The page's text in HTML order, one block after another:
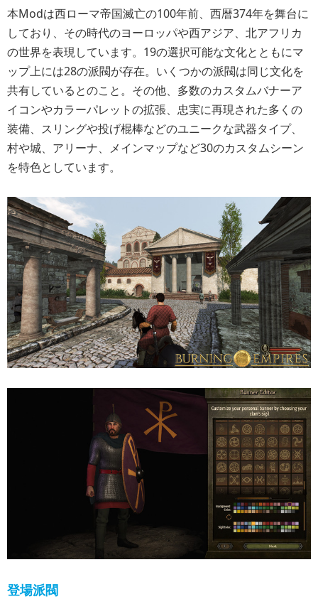
本Modは西ローマ帝国滅亡の100年前、西暦374年を舞台に
しており、その時代のヨーロッパや西アジア、北アフリカ
の世界を表現しています。19の選択可能な文化とともにマ
ップ上には28の派閥が存在。いくつかの派閥は同じ文化を
共有しているとのこと。その他、多数のカスタムバナーア
イコンやカラーパレットの拡張、忠実に再現された多くの
装備、スリングや投げ棍棒などのユニークな武器タイプ、
村や城、アリーナ、メインマップなど30のカスタムシーン
を特色としています。
登場派閥